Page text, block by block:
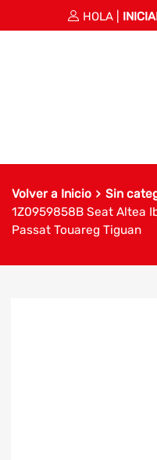
HOLA |
Volver a Inicio Sin
1Z0959858B Seat Altea
Passat Touareg Tiguan